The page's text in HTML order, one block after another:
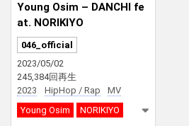
Young Osim – DANCHI fe
at. NORIKIYO
046_official
2023/05/02
245,384回再生
2023
HipHop / Rap
MV
Young Osim
NORIKIYO